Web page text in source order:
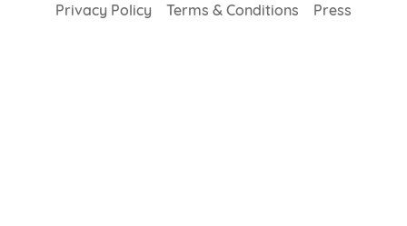
Privacy Policy Terms & Conditions Press